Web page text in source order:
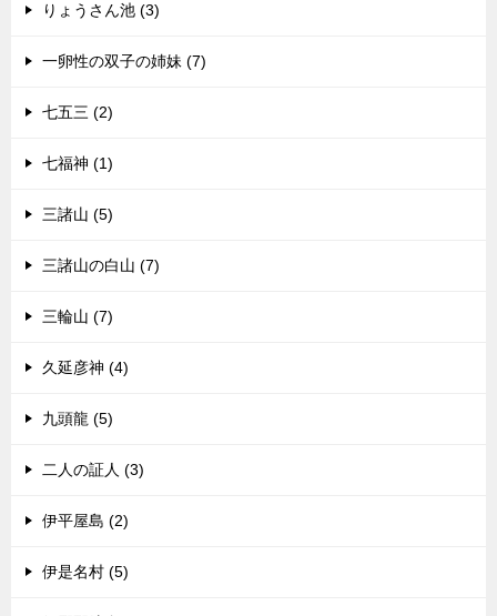
りょうさん池 (3)
一卵性の双子の姉妹 (7)
七五三 (2)
七福神 (1)
三諸山 (5)
三諸山の白山 (7)
三輪山 (7)
久延彦神 (4)
九頭龍 (5)
二人の証人 (3)
伊平屋島 (2)
伊是名村 (5)